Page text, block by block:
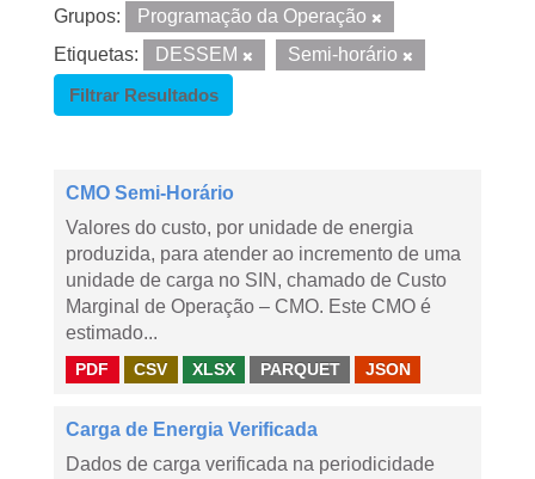
Grupos:
Programação da Operação
Etiquetas:
DESSEM
Semi-horário
Filtrar Resultados
CMO Semi-Horário
Valores do custo, por unidade de energia
produzida, para atender ao incremento de uma
unidade de carga no SIN, chamado de Custo
Marginal de Operação – CMO. Este CMO é
estimado...
PDF CSV XLSX PARQUET JSON
Carga de Energia Verificada
Dados de carga verificada na periodicidade